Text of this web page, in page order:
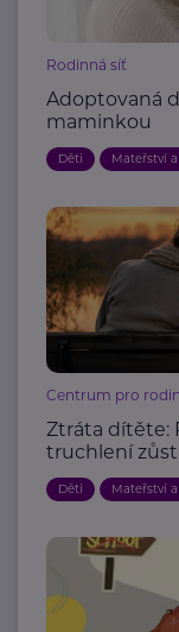
Rodinná síť
Adoptovaná
maminkou
Děti Mateřství
Centrum pro
Ztráta dítěte:
truchlení
Děti Mateřství